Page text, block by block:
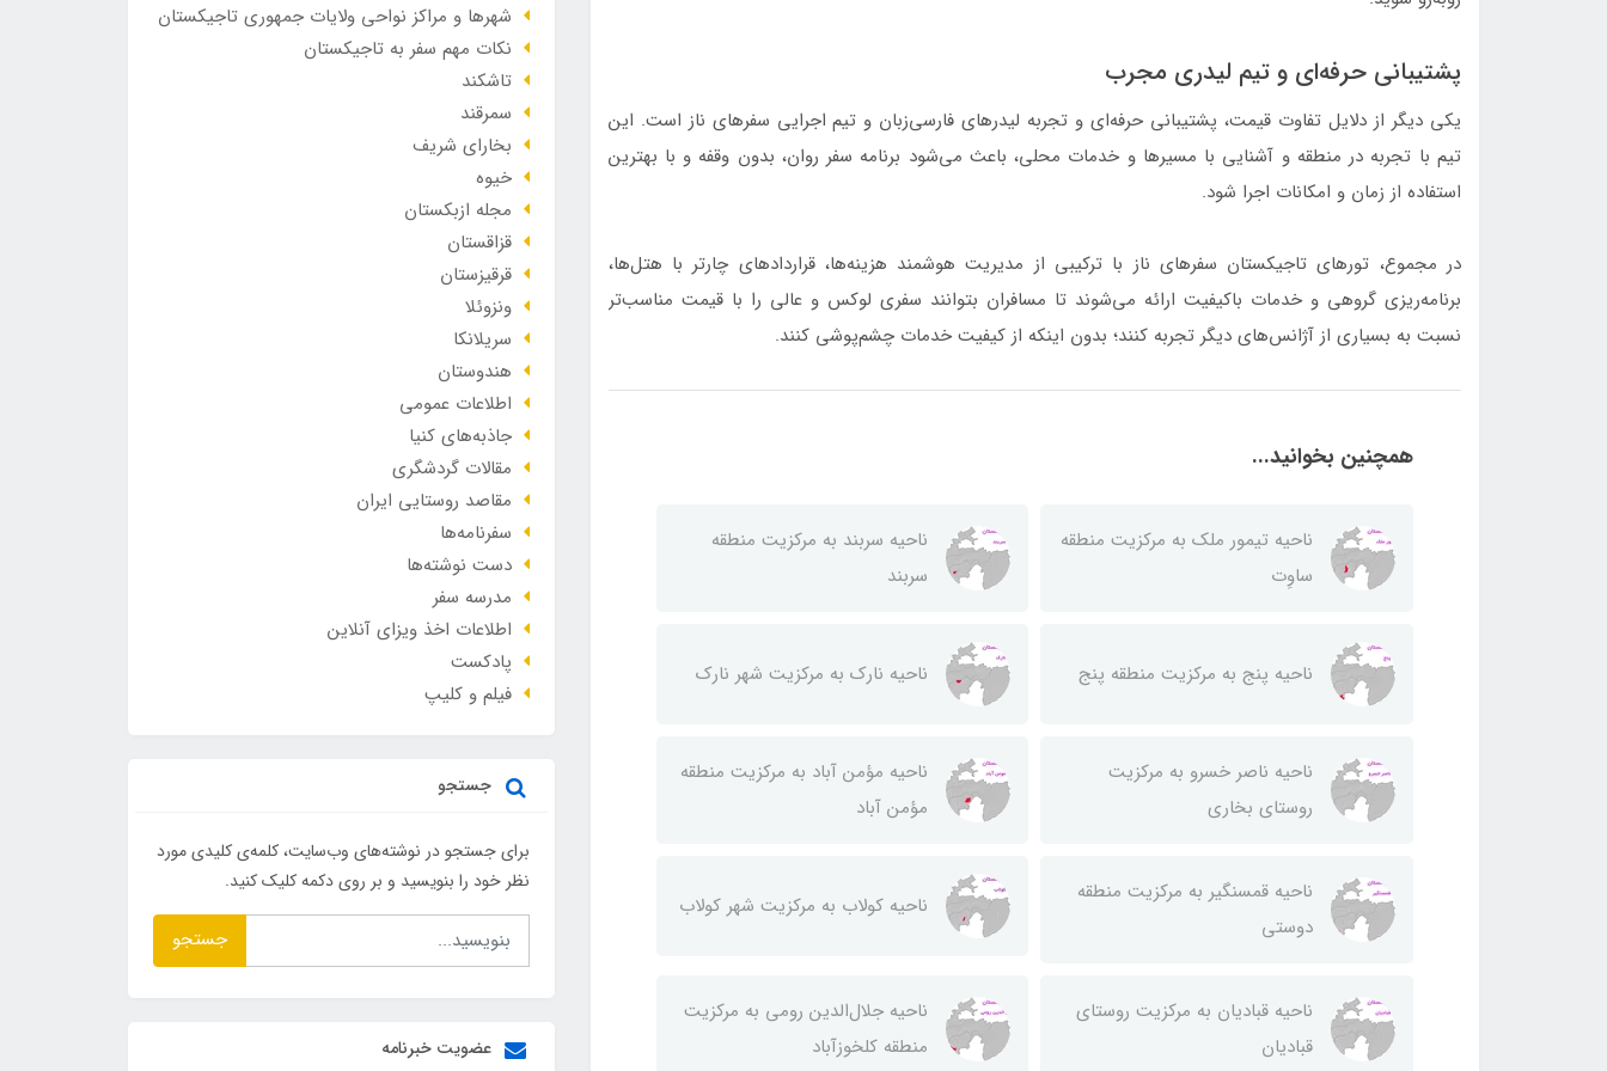
پشتیبانی حرفه‌ای و تیم لیدری مجرب
یکی دیگر از دلایل تفاوت قیمت، پشتیبانی حرفه‌ای و تجربه لیدرهای فارسی‌زبان و تیم اجرایی سفرهای ناز است. این
تیم با تجربه در منطقه و آشنایی با مسیرها و خدمات محلی، باعث می‌شود برنامه سفر روان، بدون وقفه و با بهترین
استفاده از زمان و امکانات اجرا شود.
در مجموع، تورهای تاجیکستان سفرهای ناز با ترکیبی از مدیریت هوشمند هزینه‌ها، قراردادهای چارتر با هتل‌ها،
برنامه‌ریزی گروهی و خدمات باکیفیت ارائه می‌شوند تا مسافران بتوانند سفری لوکس و عالی را با قیمت مناسب‌تر
نسبت به بسیاری از آژانس‌های دیگر تجربه کنند؛ بدون اینکه از کیفیت خدمات چشم‌پوشی کنند.
همچنین بخوانید...
ناحيه تيمور ملك به مركزيت منطقه
ساوِت
ناحيه سربند به مركزيت منطقه
سربند
ناحيه پنج به مركزيت منطقه پنج ناحيه نارك به مركزيت شهر نارك
ناحيه ناصر خسرو به مركزيت
روستای بخاری
ناحيه مؤمن آباد به مركزيت منطقه
مؤمن آباد
ناحيه قمسنگير به مركزيت منطقه
دوستی
ناحيه كولاب به مركزيت شهر كولاب
ناحيه قباديان به مركزيت روستای
قباديان
ناحيه جلال‌الدين رومی به مركزيت
منطقه كلخوزآباد
شهرها و مراکز نواحی ولایات جمهوری تاجیکستان
نکات مهم سفر به تاجیکستان
تاشکند
سمرقند
بخارای شریف
خیوه
مجله ازبکستان
قزاقستان
قرقیزستان
ونزوئلا
سریلانکا
هندوستان
اطلاعات عمومی
جاذبه‌های کنیا
مقالات گردشگری
مقاصد روستایی ایران
سفرنامه‌ها
دست نوشته‌ها
مدرسه سفر
اطلاعات اخذ ویزای آنلاین
پادکست
فیلم و کلیپ
جستجو
برای جستجو در نوشته‌های وب‌سایت، کلمه‌ی کلیدی مورد
نظر خود را بنویسید و بر روی دکمه کلیک کنید.
جستجو
عضویت خبرنامه